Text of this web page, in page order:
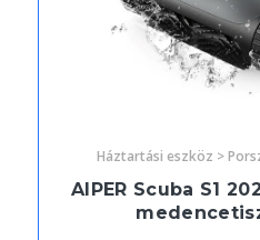
Háztartási eszköz >
AIPER Scuba S1